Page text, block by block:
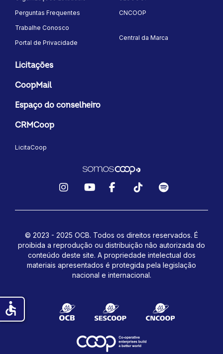
Perguntas Frequentes
Trabalhe Conosco
Portal de Privacidade
CNCOOP
Central da Marca
Licitações
CoopMail
Espaço do conselheiro
CRMCoop
LicitaCoop
© 2023 - 2025 OCB. Todos os direitos reservados. É
proibida a reprodução ou distribuição não autorizada do
conteúdo deste site. A propriedade intelectual dos
materiais apresentados é protegida pela legislação
nacional e internacional.
accessible